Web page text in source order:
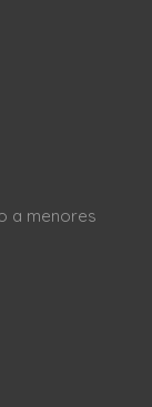
a menores